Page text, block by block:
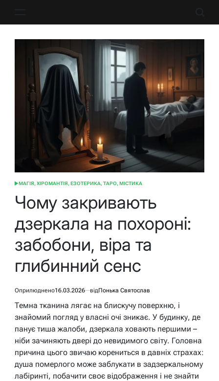
ОПУБЛІКУВАТИ
МАГІЯ, ХІРОМАНТІЯ, ЕЗОТЕРИКА, ТАРО, МІСТИКА
Чому закривають
дзеркала на похороні:
забобони, віра та
глибинний сенс
Оприлюднено16.03.2026 відПонька Святослав
Темна тканина лягає на блискучу поверхню, і
знайомий погляд у власні очі зникає. У будинку, де
панує тиша жалоби, дзеркала ховають першими –
ніби зачиняють двері до невидимого світу. Головна
причина цього звичаю корениться в давніх страхах:
душа померлого може заблукати в задзеркальному
лабіринті, побачити своє відображення і не знайти